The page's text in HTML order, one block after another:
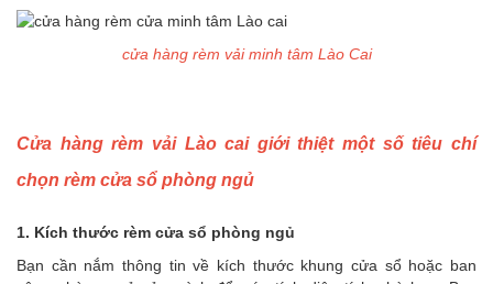
cửa hàng rèm vải minh tâm Lào Cai
Cửa hàng rèm vải Lào cai giới thiệt một số tiêu chí
chọn rèm cửa sổ phòng ngủ
1. Kích thước rèm cửa sổ phòng ngủ
Bạn cần nắm thông tin về kích thước khung cửa sổ hoặc ban